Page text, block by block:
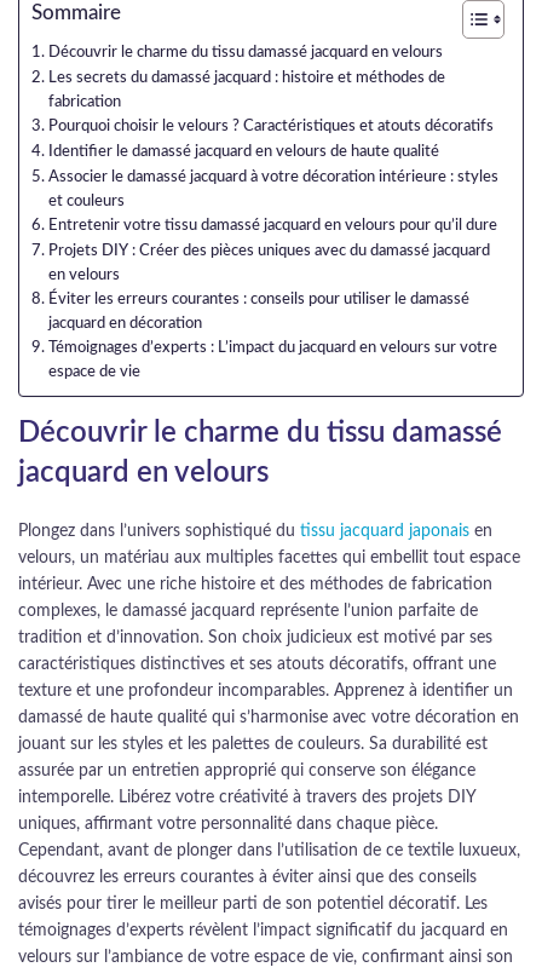
Sommaire
Découvrir le charme du tissu damassé jacquard en velours
Les secrets du damassé jacquard : histoire et méthodes de
fabrication
Pourquoi choisir le velours ? Caractéristiques et atouts décoratifs
Identifier le damassé jacquard en velours de haute qualité
Associer le damassé jacquard à votre décoration intérieure : styles
et couleurs
Entretenir votre tissu damassé jacquard en velours pour qu’il dure
Projets DIY : Créer des pièces uniques avec du damassé jacquard
en velours
Éviter les erreurs courantes : conseils pour utiliser le damassé
jacquard en décoration
Témoignages d’experts : L’impact du jacquard en velours sur votre
espace de vie
Découvrir le charme du tissu damassé
jacquard en velours
Plongez dans l’univers sophistiqué du tissu jacquard japonais en
velours, un matériau aux multiples facettes qui embellit tout espace
intérieur. Avec une riche histoire et des méthodes de fabrication
complexes, le damassé jacquard représente l’union parfaite de
tradition et d’innovation. Son choix judicieux est motivé par ses
caractéristiques distinctives et ses atouts décoratifs, offrant une
texture et une profondeur incomparables. Apprenez à identifier un
damassé de haute qualité qui s’harmonise avec votre décoration en
jouant sur les styles et les palettes de couleurs. Sa durabilité est
assurée par un entretien approprié qui conserve son élégance
intemporelle. Libérez votre créativité à travers des projets DIY
uniques, affirmant votre personnalité dans chaque pièce.
Cependant, avant de plonger dans l’utilisation de ce textile luxueux,
découvrez les erreurs courantes à éviter ainsi que des conseils
avisés pour tirer le meilleur parti de son potentiel décoratif. Les
témoignages d’experts révèlent l’impact significatif du jacquard en
velours sur l’ambiance de votre espace de vie, confirmant ainsi son